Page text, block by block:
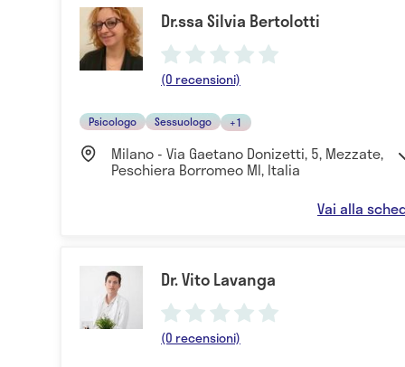
Dr.ssa Silvia Bertolotti
(0 recensioni)
Psicologo Sessuologo +1
Milano - Via Gaetano Donizetti, 5, Mezzate,
Peschiera Borromeo MI, Italia
Vai alla
Dr. Vito Lavanga
(0 recensioni)